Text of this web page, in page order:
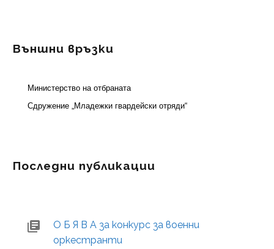
Външни връзки
Министерство на отбраната
Сдружение „Младежки гвардейски отряди“
Последни публикации
О Б Я В А за конкурс за военни
оркестранти